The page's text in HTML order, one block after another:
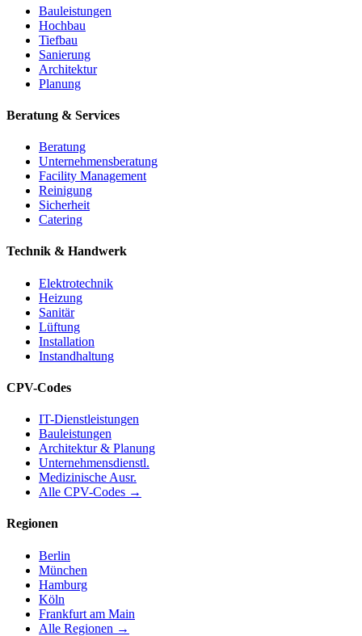
Bauleistungen
Hochbau
Tiefbau
Sanierung
Architektur
Planung
Beratung & Services
Beratung
Unternehmensberatung
Facility Management
Reinigung
Sicherheit
Catering
Technik & Handwerk
Elektrotechnik
Heizung
Sanitär
Lüftung
Installation
Instandhaltung
CPV-Codes
IT-Dienstleistungen
Bauleistungen
Architektur & Planung
Unternehmensdienstl.
Medizinische Ausr.
Alle CPV-Codes →
Regionen
Berlin
München
Hamburg
Köln
Frankfurt am Main
Alle Regionen →